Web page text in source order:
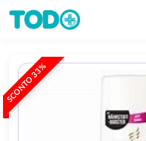
SCONTO 33%